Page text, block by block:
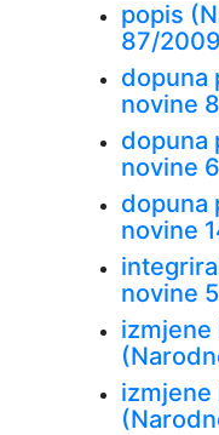
popis
87/
dopuna
novine
dopuna
novine
dopuna
novine
novine
izmjene
izmjene